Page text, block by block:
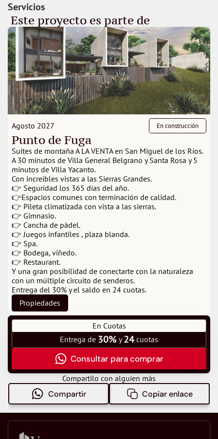
Servicios
Este proyecto es parte de
Agosto 2027 En construcción
Punto de Fuga
Suites de montaña A LA VENTA en San Miguel de los Ríos.
A 30 minutos de Villa General Belgrano y Santa Rosa y 5
minutos de Villa Yacanto.
Con increíbles vistas a las Sierras Grandes.
👉 Seguridad los 365 días del año.
👉Espacios comunes con terminación de calidad.
👉 Pileta climatizada con vista a las sierras.
👉 Gimnasio.
👉 Cancha de pádel.
👉 Juegos infantiles , plaza blanda.
👉 Spa.
👉 Bodega, viñedo.
👉 Restaurant.
Y una gran posibilidad de conectarte con la naturaleza
con un múltiple circuito de senderos.
Entrega del 30% y el saldo en 24 cuotas.
Propiedades
En Cuotas
Entrega de 30% y 24 cuotas
Consultar para comprar
Compartilo con alguien más
Compartir Copiar enlace